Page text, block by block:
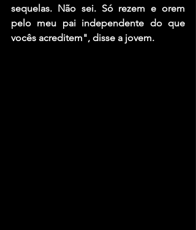
sequelas. Não sei. Só rezem e orem
pelo meu pai independente do que
vocês acreditem", disse a jovem.